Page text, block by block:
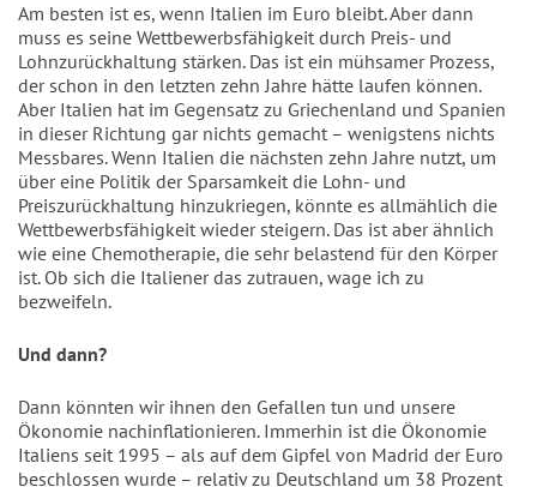
Am besten ist es, wenn Italien im Euro bleibt. Aber dann
muss es seine Wettbewerbsfähigkeit durch Preis- und
Lohnzurückhaltung stärken. Das ist ein mühsamer Prozess,
der schon in den letzten zehn Jahre hätte laufen können.
Aber Italien hat im Gegensatz zu Griechenland und Spanien
in dieser Richtung gar nichts gemacht – wenigstens nichts
Messbares. Wenn Italien die nächsten zehn Jahre nutzt, um
über eine Politik der Sparsamkeit die Lohn- und
Preiszurückhaltung hinzukriegen, könnte es allmählich die
Wettbewerbsfähigkeit wieder steigern. Das ist aber ähnlich
wie eine Chemotherapie, die sehr belastend für den Körper
ist. Ob sich die Italiener das zutrauen, wage ich zu
bezweifeln.
Und dann?
Dann könnten wir ihnen den Gefallen tun und unsere
Ökonomie nachinflationieren. Immerhin ist die Ökonomie
Italiens seit 1995 – als auf dem Gipfel von Madrid der Euro
beschlossen wurde – relativ zu Deutschland um 38 Prozent